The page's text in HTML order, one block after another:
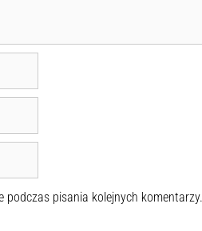
podczas pisania kolejnych komentarzy.